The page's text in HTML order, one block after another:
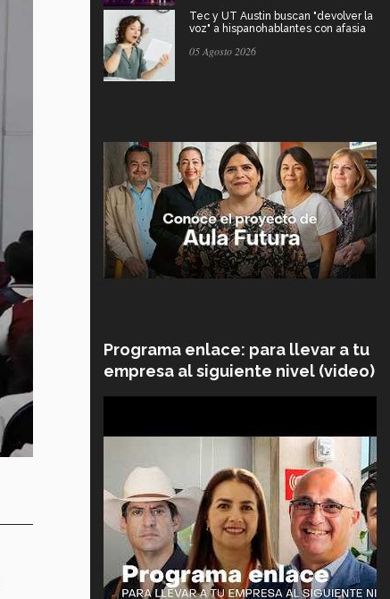
Tec y UT Austin buscan "devolver la
voz" a hispanohablantes con afasia
05 Agosto 2026
Programa enlace: para llevar a tu
empresa al siguiente nivel (video)